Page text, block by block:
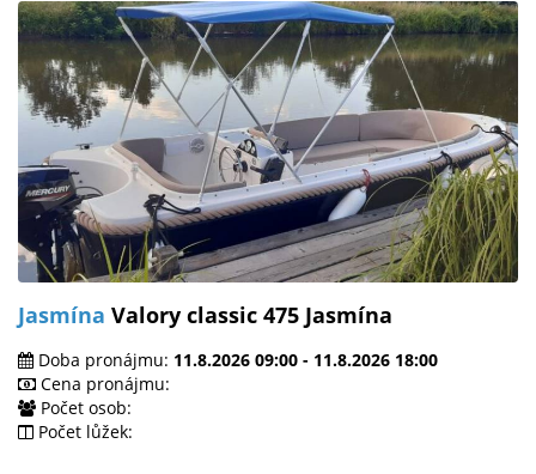
Jasmína Valory classic 475 Jasmína
Doba pronájmu: 11.8.2026 09:00 - 11.8.2026 18:00
Cena pronájmu:
Počet osob:
Počet lůžek: